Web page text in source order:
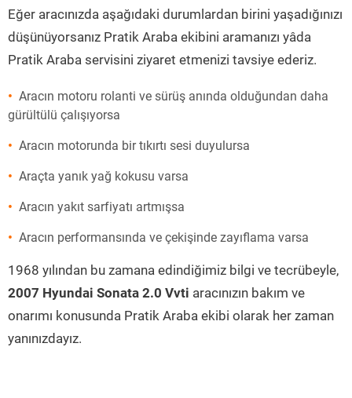
Eğer aracınızda aşağıdaki durumlardan birini yaşadığınızı
düşünüyorsanız Pratik Araba ekibini aramanızı yâda
Pratik Araba servisini ziyaret etmenizi tavsiye ederiz.
Aracın motoru rolanti ve sürüş anında olduğundan daha
gürültülü çalışıyorsa
Aracın motorunda bir tıkırtı sesi duyulursa
Araçta yanık yağ kokusu varsa
Aracın yakıt sarfiyatı artmışsa
Aracın performansında ve çekişinde zayıflama varsa
1968 yılından bu zamana edindiğimiz bilgi ve tecrübeyle,
2007 Hyundai Sonata 2.0 Vvti aracınızın bakım ve
onarımı konusunda Pratik Araba ekibi olarak her zaman
yanınızdayız.